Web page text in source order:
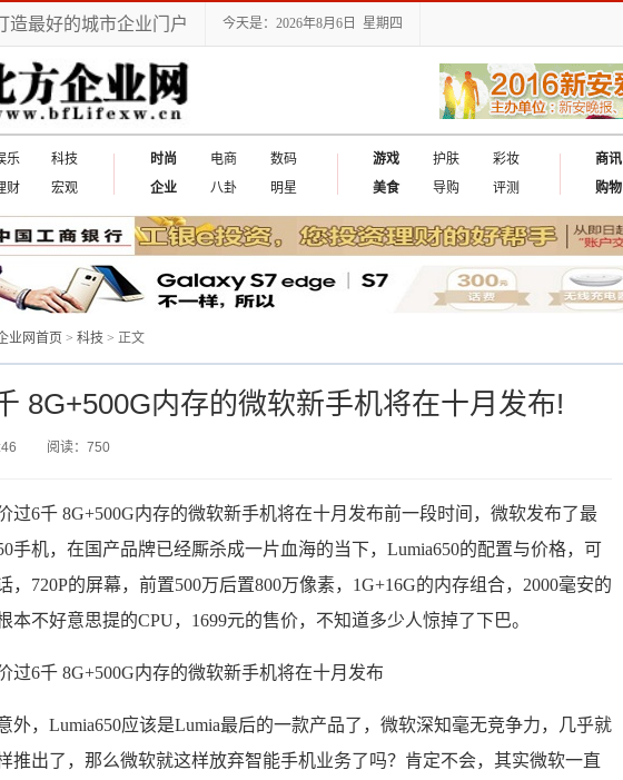
造最好的城市企业门户 今天是：2026年8月6日 星期四
乐
科技
财 宏观
时尚 电商
数码
企业
八卦 明星
游戏 护肤
彩妆
美食
导购 评测
商讯
购物
业网首页 > 科技 > 正文
8G+500G内存的微软新手机将在十月发布!
阅读：750
前一段时间，微软发布了最
手机，在国产品牌已经厮杀成一片血海的当下，Lumia650的配置与价格，可
，720P的屏幕，前置500万后置800万像素，1G+16G的内存组合，2000毫安的
本不好意思提的CPU，1699元的售价，不知道多少人惊掉了下巴。
外，Lumia650应该是Lumia最后的一款产品了，微软深知毫无竞争力，几乎就
推出了，那么微软就这样放弃智能手机业务了吗？肯定不会，其实微软一直